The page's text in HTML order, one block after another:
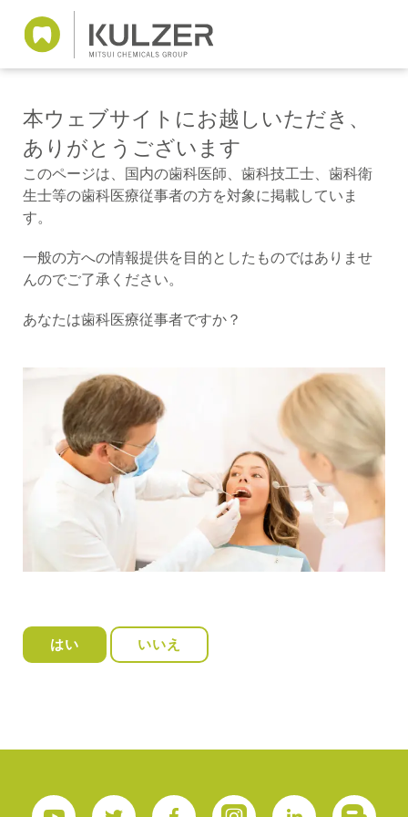
本ウェブサイトにお越しいただき、
ありがとうございます
このページは、国内の歯科医師、歯科技工士、歯科衛
生士等の歯科医療従事者の方を対象に掲載していま
す。
一般の方への情報提供を目的としたものではありませ
んのでご了承ください。
あなたは歯科医療従事者ですか？